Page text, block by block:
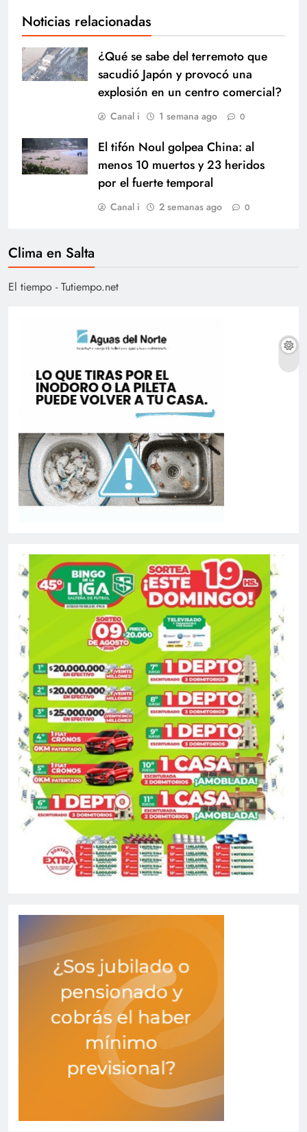
Noticias relacionadas
¿Qué se sabe del terremoto que
sacudió Japón y provocó una
explosión en un centro comercial?
Canal i 1 semana ago 0
El tifón Noul golpea China: al
menos 10 muertos y 23 heridos
por el fuerte temporal
Canal i 2 semanas ago 0
Clima en Salta
El tiempo - Tutiempo.net